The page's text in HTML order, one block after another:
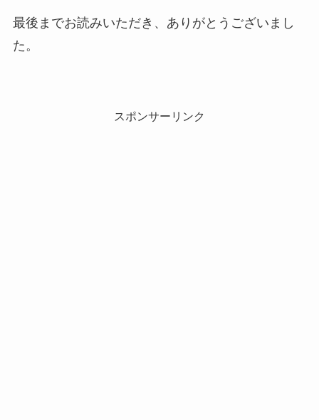
最後までお読みいただき、ありがとうございまし
た。
スポンサーリンク